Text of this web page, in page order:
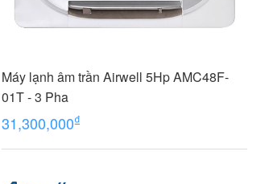
Máy lạnh âm trần Airwell 5Hp AMC48F-
01T - 3 Pha
31,300,000₫